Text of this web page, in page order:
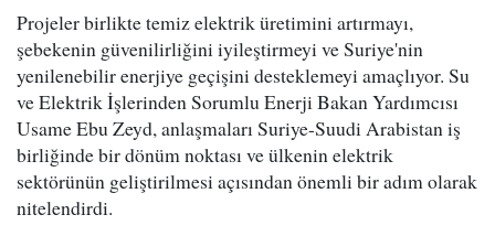
Projeler birlikte temiz elektrik üretimini artırmayı,
şebekenin güvenilirliğini iyileştirmeyi ve Suriye'nin
yenilenebilir enerjiye geçişini desteklemeyi amaçlıyor. Su
ve Elektrik İşlerinden Sorumlu Enerji Bakan Yardımcısı
Usame Ebu Zeyd, anlaşmaları Suriye-Suudi Arabistan iş
birliğinde bir dönüm noktası ve ülkenin elektrik
sektörünün geliştirilmesi açısından önemli bir adım olarak
nitelendirdi.